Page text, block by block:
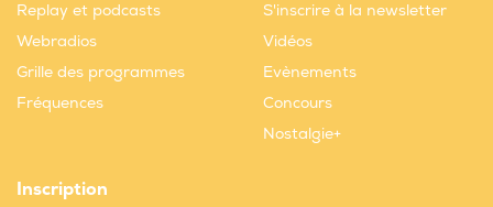
Replay et podcasts
Webradios
Grille des programmes
Fréquences
S'inscrire à la newsletter
Vidéos
Evènements
Concours
Nostalgie+
Inscription